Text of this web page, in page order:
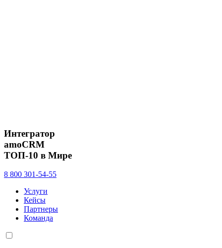
Интегратор
amoCRM
ТОП-10 в Мире
8 800 301-54-55
Услуги
Кейсы
Партнеры
Команда